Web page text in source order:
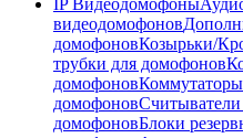
видеодомофонов
домофоновКозырьки/
трубки для домофонов
домофонов
домофоновСчитыватели
домофоновБлоки